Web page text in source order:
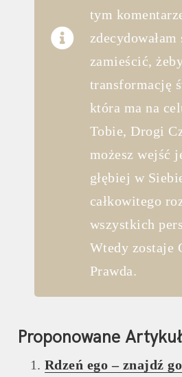
tym
zdecydowałam
zamieścić,
transformację
która ma na
Tobie, Drogi
możesz wejść
głębiej w
całkowitego
wszystkich
Wtedy zostaje
Prawda.
Proponowane
Rdzeń ego – znajdź